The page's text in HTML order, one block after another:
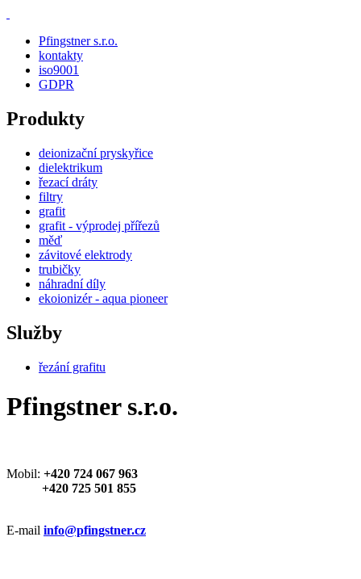
Pfingstner s.r.o.
kontakty
iso9001
GDPR
Produkty
deionizační pryskyřice
dielektrikum
řezací dráty
filtry
grafit
grafit - výprodej přířezů
měď
závitové elektrody
trubičky
náhradní díly
ekoionizér - aqua pioneer
Služby
řezání grafitu
Pfingstner s.r.o.
Mobil: +420 724 067 963
+420 725 501 855
E-mail info@pfingstner.cz